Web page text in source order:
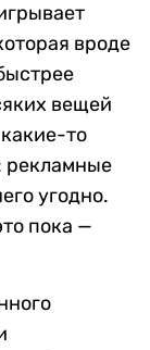
вроде
вещей
то
рекламные
угодно.
пока —